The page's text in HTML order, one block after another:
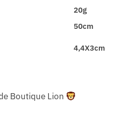
20g
50cm
4,4X3cm
Boutique Lion